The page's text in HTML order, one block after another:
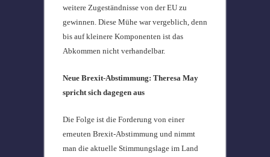
weitere Zugeständnisse von der EU zu
gewinnen. Diese Mühe war vergeblich, denn
bis auf kleinere Komponenten ist das
Abkommen nicht verhandelbar.
Neue Brexit-Abstimmung: Theresa May
spricht sich dagegen aus
Die Folge ist die Forderung von einer
erneuten Brexit-Abstimmung und nimmt
man die aktuelle Stimmungslage im Land